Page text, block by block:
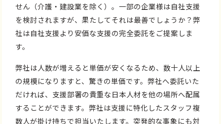
せん（介護・建設業を除く）。一部の企業様は自社支援
を検討されますが、果たしてそれは最善でしょうか？弊
社は自社支援より安価な支援の完全委託をご提案しま
す。
弊社は人数が増えると単価が安くなるため、数十人以上
の規模になりますと、驚きの単価です。弊社へ委託いた
だければ、支援部署の貴重な日本人材を他の場所へ配属
することができます。弊社は支援に特化したスタッフ複
数人が掛け持ちで担当いたします。突発的な事象にも対